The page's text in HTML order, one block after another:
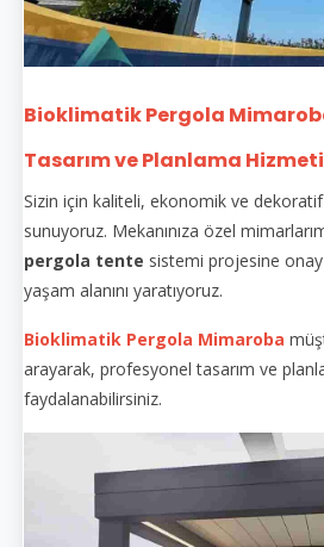
Bioklimatik Pergola
Tasarım ve Planlama Hizmeti
Sizin için kaliteli, ekonomik ve dekoratif
sunuyoruz. Mekanınıza özel
pergola tente sistemi projesine
yaşam alanını yaratıyoruz.
Bioklimatik Pergola Mimaroba
arayarak, profesyonel tasarım ve
faydalanabilirsiniz.